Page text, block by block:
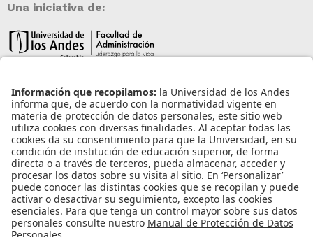
Una iniciativa de:
Información de contacto
info@aneia.edu.co
Bogotá, Colombia
Enlaces de interés
Iniciar sesión
Política de tratamiento de datos personales